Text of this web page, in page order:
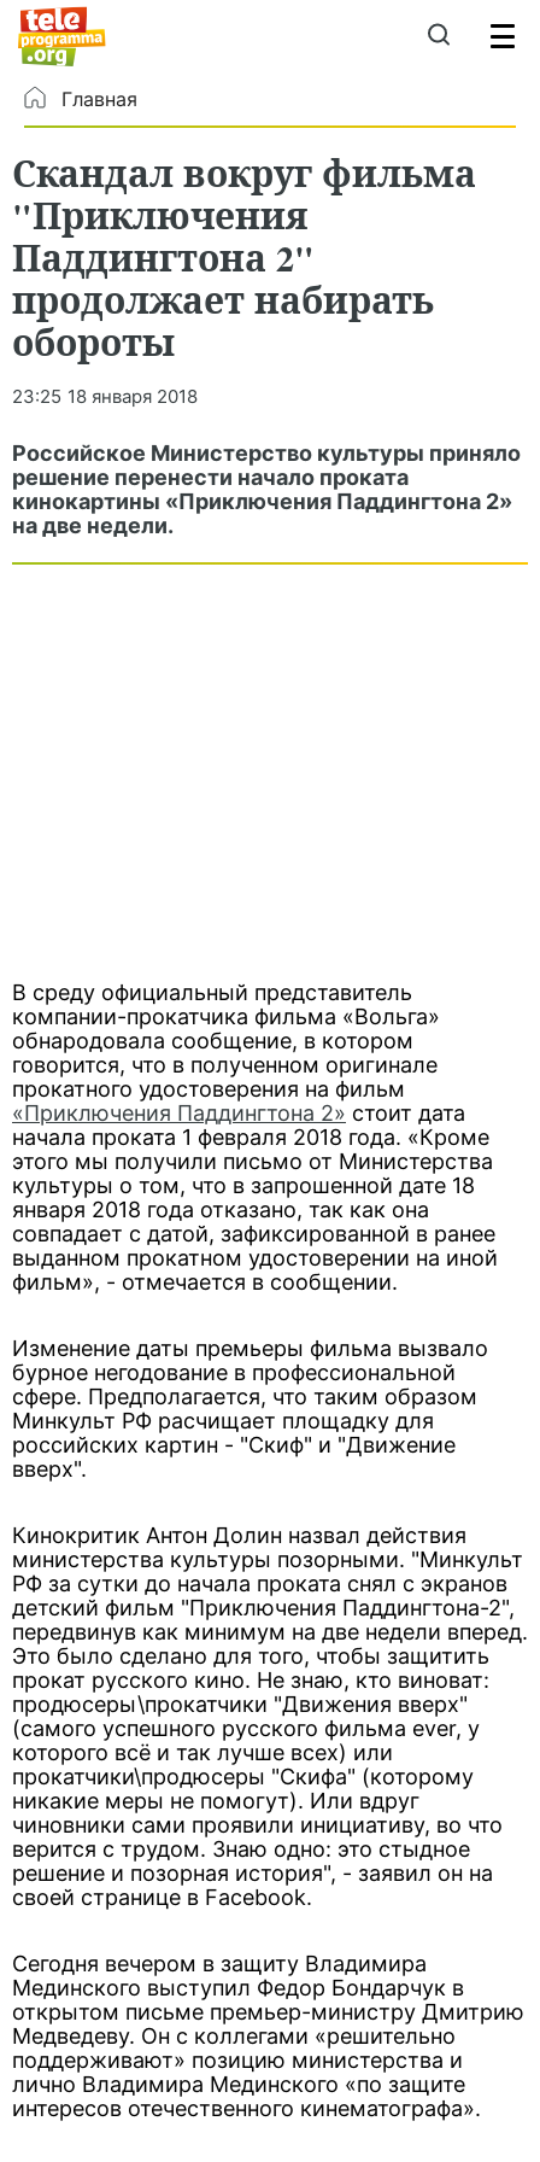
Главная
Скандал вокруг фильма
"Приключения
Паддингтона 2"
продолжает набирать
обороты
23:25 18 января 2018
Российское Министерство культуры приняло
решение перенести начало проката
кинокартины «Приключения Паддингтона 2»
на две недели.
В среду официальный представитель
компании-прокатчика фильма «Вольга»
обнародовала сообщение, в котором
говорится, что в полученном оригинале
прокатного удостоверения на фильм
«Приключения Паддингтона 2» стоит дата
начала проката 1 февраля 2018 года. «Кроме
этого мы получили письмо от Министерства
культуры о том, что в запрошенной дате 18
января 2018 года отказано, так как она
совпадает с датой, зафиксированной в ранее
выданном прокатном удостоверении на иной
фильм», - отмечается в сообщении.
Изменение даты премьеры фильма вызвало
бурное негодование в профессиональной
сфере. Предполагается, что таким образом
Минкульт РФ расчищает площадку для
российских картин - "Скиф" и "Движение
вверх".
Кинокритик Антон Долин назвал действия
министерства культуры позорными. "Минкульт
РФ за сутки до начала проката снял с экранов
детский фильм "Приключения Паддингтона-2",
передвинув как минимум на две недели вперед.
Это было сделано для того, чтобы защитить
прокат русского кино. Не знаю, кто виноват:
продюсеры\прокатчики "Движения вверх"
(самого успешного русского фильма ever, у
которого всё и так лучше всех) или
прокатчики\продюсеры "Скифа" (которому
никакие меры не помогут). Или вдруг
чиновники сами проявили инициативу, во что
верится с трудом. Знаю одно: это стыдное
решение и позорная история", - заявил он на
своей странице в Facebook.
Сегодня вечером в защиту Владимира
Мединского выступил Федор Бондарчук в
открытом письме премьер-министру Дмитрию
Медведеву. Он с коллегами «решительно
поддерживают» позицию министерства и
лично Владимира Мединского «по защите
интересов отечественного кинематографа».